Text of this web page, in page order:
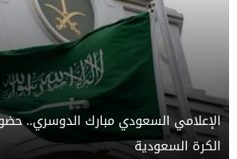
الإعلامي السعودي مبارك الدوسري..
الكرة السعودية